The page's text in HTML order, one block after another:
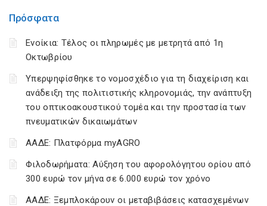
Πρόσφατα
Ενοίκια: Τέλος οι πληρωμές με μετρητά από 1η
Οκτωβρίου
Υπερψηφίσθηκε το νομοσχέδιο για τη διαχείριση και
ανάδειξη της πολιτιστικής κληρονομιάς, την ανάπτυξη
του οπτικοακουστικού τομέα και την προστασία των
πνευματικών δικαιωμάτων
ΑΑΔΕ: Πλατφόρμα myAGRO
Φιλοδωρήματα: Αύξηση του αφορολόγητου ορίου από
300 ευρώ τον μήνα σε 6.000 ευρώ τον χρόνο
ΑΑΔΕ: Ξεμπλοκάρουν οι μεταβιβάσεις κατασχεμένων